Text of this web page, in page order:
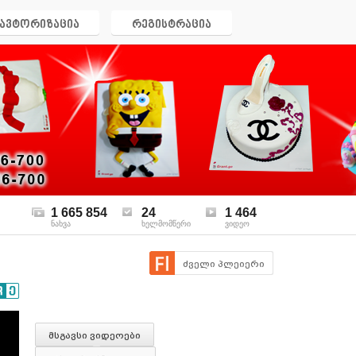
ავტორიზაცია რეგისტრაცია
1 665 854
ნახვა
24
ხელმომწერი
1 464
ვიდეო
ძველი პლეიერი
მსგავსი ვიდეოები